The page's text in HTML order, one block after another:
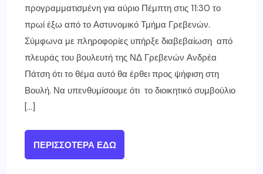
προγραμματισμένη για αύριο Πέμπτη στις 11:30 το
πρωί έξω από το Αστυνομικό Τμήμα Γρεβενών.
Σύμφωνα με πληροφορίες υπήρξε διαβεβαίωση από
πλευράς του βουλευτή της ΝΔ Γρεβενών Ανδρέα
Πάτση ότι το θέμα αυτό θα έρθει προς ψήφιση στη
Βουλή. Να υπενθυμίσουμε ότι το διοικητικό συμβούλιο
[…]
ΠΕΡΙΣΣΌΤΕΡΑ ΕΔΏ